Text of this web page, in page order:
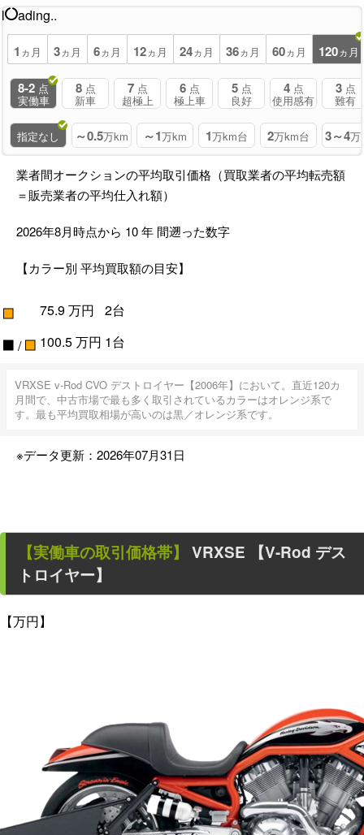
l ading..
1 ヵ月 3ヵ月 6ヵ月 12ヵ月 24ヵ月 36ヵ月 60ヵ月 120ヵ月
8-2 点
実働車
8 点
新車
7 点
超極上
6 点
極上車
5 点
良好
4 点
使用感有
3 点
難有
指定なし ～0.5万km ～1万km 1万km台 2万km台 3～4万
業者間オークションの平均取引価格（買取業者の平均転売額
＝販売業者の平均仕入れ額）
2026年8月時点から 10年 間遡った数字
【カラー別 平均買取額の目安】
■ 75.9万円 2台
■ /■ 100.5万円 1台
VRXSE v-Rod CVO デストロイヤー【2006年】において。直近120カ
月間で、中古市場で最も多く取引されているカラーはオレンジ系で
す。最も平均買取相場が高いのは黒／オレンジ系です。
※データ更新：2026年07月31日
【実働車の取引価格帯】 VRXSE 【V-Rod デス
トロイヤー】
【万円】